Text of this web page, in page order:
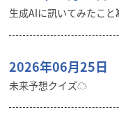
生成AIに訊いてみたこと
2026年06月25日
未来予想クイズ☁︎